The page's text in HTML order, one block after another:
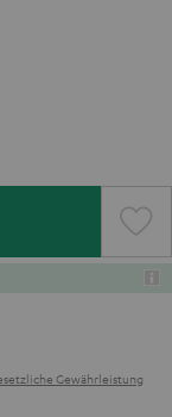
Gewährleistung